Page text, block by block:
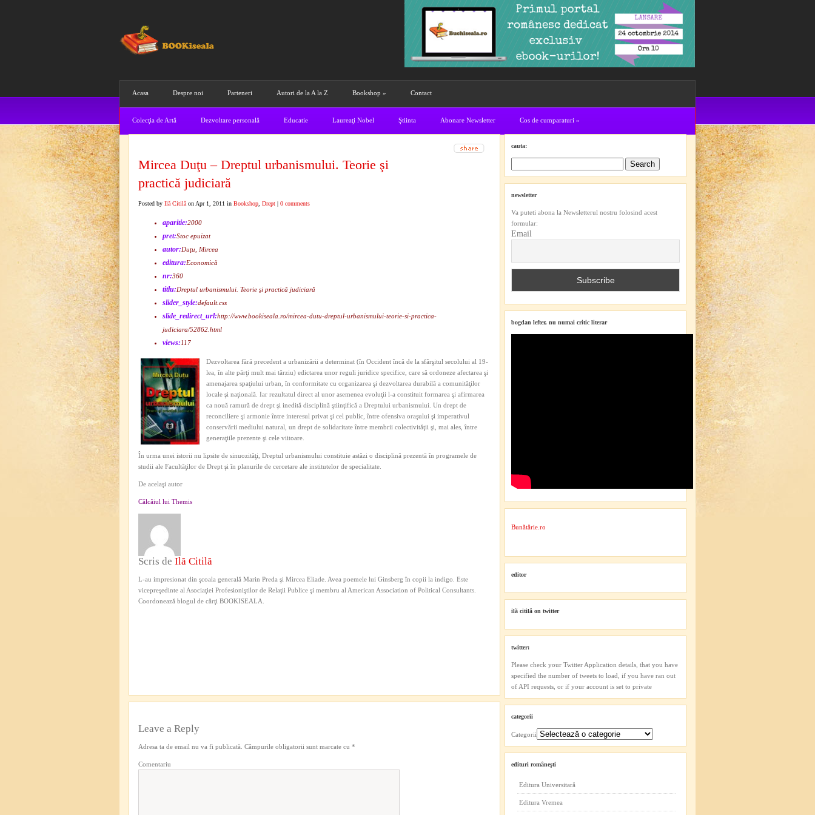
Acasa Despre noi Parteneri Autori de la A la Z Bookshop » Contact
Colecţia de Artă Dezvoltare personală Educatie Laureaţi Nobel Ştiinta Abonare Newsletter Cos de cumparaturi »
Mircea Duţu – Dreptul urbanismului. Teorie şi
practică judiciară
Posted by Ilă Citilă on Apr 1, 2011 in Bookshop Drept | 0 comments
aparitie:2000
pret:Stoc epuizat
autor:Duţu, Mircea
editura:Economică
nr:360
titlu:Dreptul urbanismului. Teorie şi practică judiciară
slider_style:default.css
slide_redirect_url:http://www.bookiseala.ro/mircea-dutu-dreptul-urbanismului-teorie-si-practica-
judiciara/52862.html
views:117
Dezvoltarea fără precedent a urbanizării a determinat (în Occident încă de la sfârşitul secolului al 19-
lea, în alte părţi mult mai târziu) edictarea unor reguli juridice specifice, care să ordoneze afectarea şi
amenajarea spaţiului urban, în conformitate cu organizarea şi dezvoltarea durabilă a comunităţilor
locale şi naţională. Iar rezultatul direct al unor asemenea evoluţii l‑a constituit formarea şi afirmarea
ca nouă ramură de drept şi inedită disciplină ştiinţifică a Dreptului urbanismului. Un drept de
reconciliere şi armonie între interesul privat şi cel public, între ofensiva oraşului şi imperativul
conservării mediului natural, un drept de solidaritate între membrii colectivităţii şi, mai ales, între
generaţiile prezente şi cele viitoare.
În urma unei istorii nu lipsite de sinuozităţi, Dreptul urbanismului constituie astăzi o disciplină prezentă în programele de
studii ale Facultăţilor de Drept şi în planurile de cercetare ale institutelor de specialitate.
De acelaşi autor
Călcâiul lui Themis
Scris de Ilă Citilă
L-au impresionat din şcoala generală Marin Preda şi Mircea Eliade. Avea poemele lui Ginsberg în copii la indigo. Este
vicepreşedinte al Asociaţiei Profesioniştilor de Relaţii Publice şi membru al American Association of Political Consultants.
Coordonează blogul de cărţi BOOKISEALA.
Leave a Reply
Adresa ta de email nu va fi publicată. Câmpurile obligatorii sunt marcate cu *
Comentariu
cauta:
newsletter
Va puteti abona la Newsletterul nostru folosind acest
formular:
Email
bogdan lefter, nu numai critic literar
Bunătărie.ro
editor
ilă citilă on twitter
twitter:
Please check your Twitter Application details, that you have
specified the number of tweets to load, if you have ran out
of API requests, or if your account is set to private
categorii
Categorii
edituri româneşti
Editura Universitară
Editura Vremea